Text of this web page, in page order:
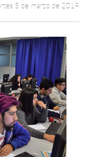
5 de marzo de 2019